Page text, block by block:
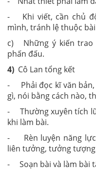
- Khi viết, cần chủ
mình, tránh lệ thuộc
c) Những ý kiến trao
phấn đấu.
4) Cô Lan tổng kết
- Phải đọc kĩ văn bản,
gì, nói bằng cách nào,
- Thường xuyên tích
khi làm bài.
- Rèn luyện năng lực
liên tưởng, tưởng
- Soạn bài và làm bài